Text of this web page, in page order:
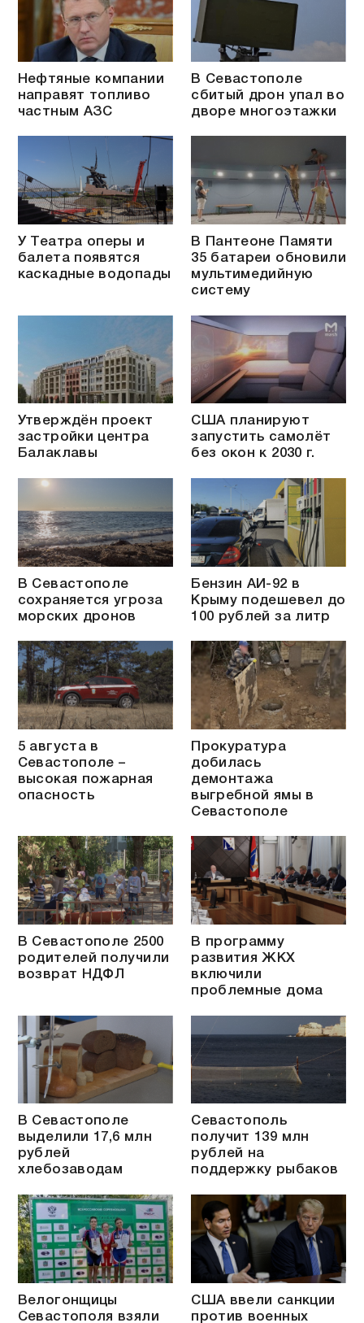
Нефтяные компании
направят топливо
частным АЗС
В Севастополе
сбитый дрон упал во
дворе многоэтажки
У Театра оперы и
балета появятся
каскадные водопады
В Пантеоне Памяти
35 батареи обновили
мультимедийную
систему
Утверждён проект
застройки центра
Балаклавы
США планируют
запустить самолёт
без окон к 2030 г.
В Севастополе
сохраняется угроза
морских дронов
Бензин АИ-92 в
Крыму подешевел до
100 рублей за литр
5 августа в
Севастополе –
высокая пожарная
опасность
Прокуратура
добилась
демонтажа
выгребной ямы в
Севастополе
В Севастополе 2500
родителей получили
возврат НДФЛ
В программу
развития ЖКХ
включили
проблемные дома
В Севастополе
выделили 17,6 млн
рублей
хлебозаводам
Севастополь
получит 139 млн
рублей на
поддержку рыбаков
Велогонщицы
Севастополя взяли
США ввели санкции
против военных